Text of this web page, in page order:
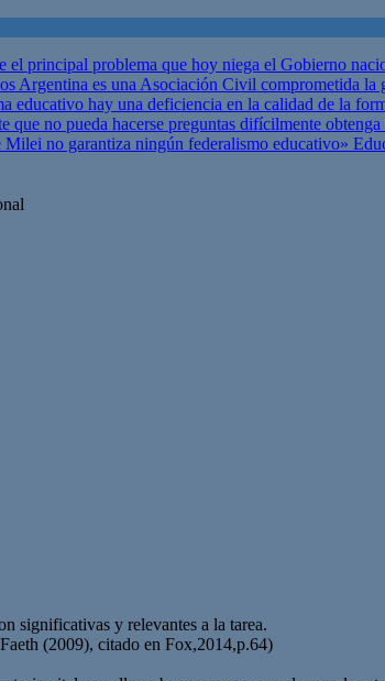
el principal problema que hoy niega el Gobierno
Argentina es una Asociación Civil comprometida la
educativo hay una deficiencia en la calidad de la
que no pueda hacerse preguntas difícilmente
no garantiza ningún federalismo educativo»
significativas y relevantes a la tarea.
(2009), citado en Fox,2014,p.64)